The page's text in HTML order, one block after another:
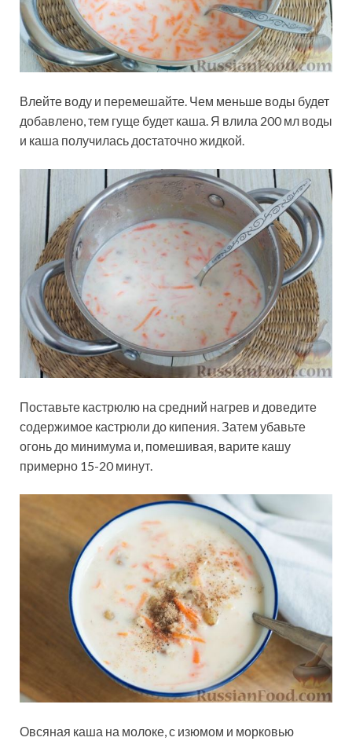
Влейте воду и перемешайте. Чем меньше воды будет
добавлено, тем гуще будет каша. Я влила 200 мл воды
и каша получилась достаточно жидкой.
Поставьте кастрюлю на средний нагрев и доведите
содержимое кастрюли до кипения. Затем убавьте
огонь до минимума и, помешивая, варите кашу
примерно 15-20 минут.
Овсяная каша на молоке, с изюмом и морковью